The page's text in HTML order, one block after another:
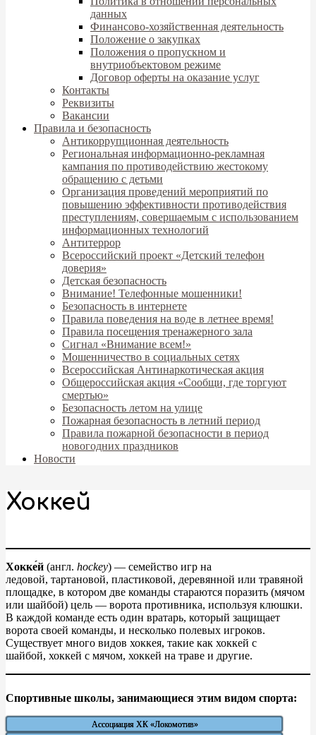
данных
Финансово-хозяйственная деятельность
Положение о закупках
Положения о пропускном и
внутриобъектовом режиме
Договор оферты на оказание услуг
Контакты
Реквизиты
Вакансии
Правила и безопасность
Антикоррупционная деятельность
Региональная информационно-рекламная
кампания по противодействию жестокому
обращению с детьми
Организация проведений мероприятий по
повышению эффективности противодействия
преступлениям, совершаемым с использованием
информационных технологий
Антитеррор
Всероссийский проект «Детский телефон
доверия»
Детская безопасность
Внимание! Телефонные мошенники!
Безопасность в интернете
Правила поведения на воде в летнее время!
Правила посещения тренажерного зала
Сигнал «Внимание всем!»
Мошенничество в социальных сетях
Всероссийская Антинаркотическая акция
Общероссийская акция «Сообщи, где торгуют
смертью»
Безопасность летом на улице
Пожарная безопасность в летний период
Правила пожарной безопасности в период
новогодних праздников
Новости
Хоккей
Хокке́й (англ. hockey) — семейство игр на
ледовой, тартановой, пластиковой, деревянной или травяной
площадке, в котором две команды стараются поразить (мячом
или шайбой) цель — ворота противника, используя клюшки.
В каждой команде есть один вратарь, который защищает
ворота своей команды, и несколько полевых игроков.
Существует много видов хоккея, такие как хоккей с
шайбой, хоккей с мячом, хоккей на траве и другие.
Спортивные школы, занимающиеся этим видом спорта:
Ассоциация ХК «Локомотив»